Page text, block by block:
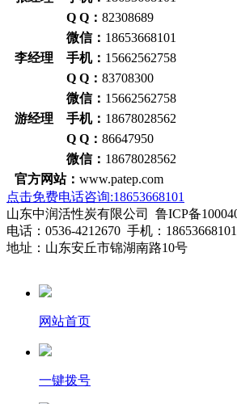
Q Q： 82308689
微信： 18653668101
李经理 手机： 15662562758
Q Q： 83708300
微信： 15662562758
游经理 手机： 18678028562
Q Q： 86647950
微信： 18678028562
官方网站： www.patep.com
点击免费电话咨询:18653668101
山东中润活性炭有限公司 鲁ICP备
电话：0536-4212670 手机：18653668101
地址：山东安丘市锦湖南路10号
网站首页
一键拨号